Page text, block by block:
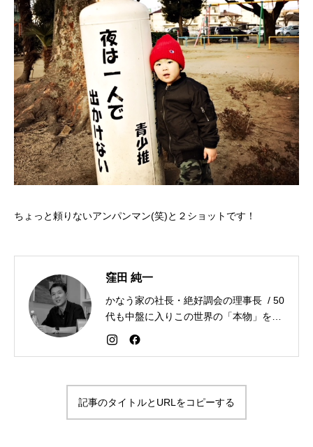
ちょっと頼りないアンパンマン(笑)と２ショットです！
窪田 純一
かなう家の社長・絶好調会の理事長 / 50
代も中盤に入りこの世界の「本物」を追
求しながら「感謝が人生を変える」こと
を広める生き方を目指している。好きな
記事のタイトルとURLをコピーする